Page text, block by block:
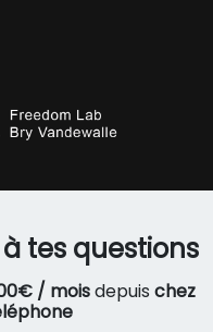
tes questions
/ moisdepuis chez